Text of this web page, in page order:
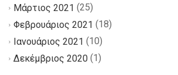
Μάρτιος 2021 (25)
Φεβρουάριος 2021 (18)
Ιανουάριος 2021 (10)
Δεκέμβριος 2020 (1)